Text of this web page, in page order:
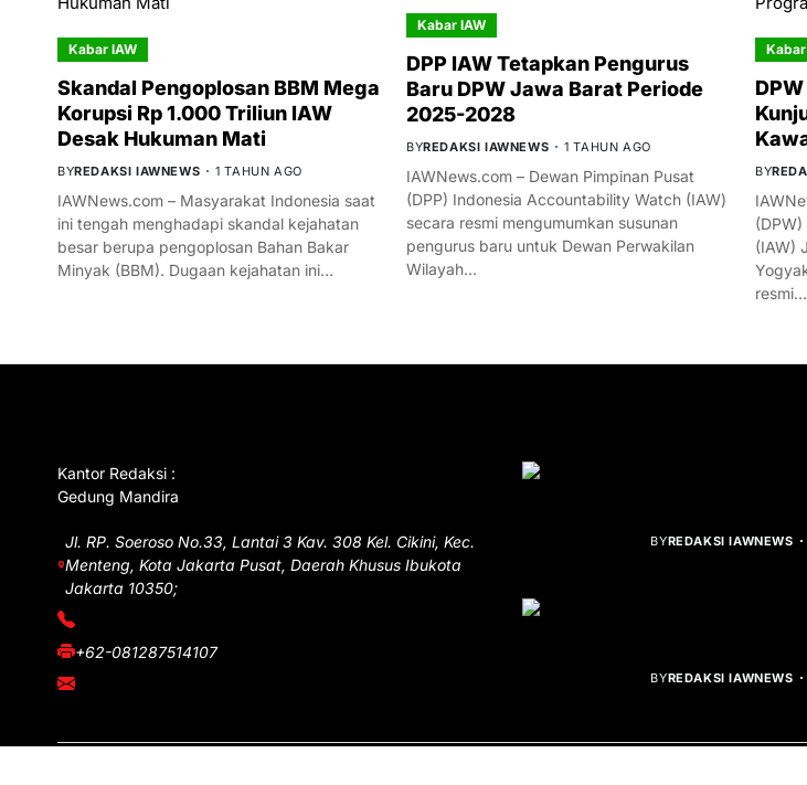
Kabar IAW
Skandal Pengoplosan BBM Mega
Korupsi Rp 1.000 Triliun IAW
Desak Hukuman Mati
BYREDAKSI IAWNEWS 1 TAHUN AGO
IAWNews.com – Masyarakat Indonesia saat
ini tengah menghadapi skandal kejahatan
besar berupa pengoplosan Bahan Bakar
Minyak (BBM). Dugaan kejahatan ini…
Kabar IAW
DPP IAW Tetapkan Pengurus
Baru DPW Jawa Barat Periode
2025-2028
BYREDAKSI IAWNEWS 1 TAHUN AGO
IAWNews.com – Dewan Pimpinan Pusat
(DPP) Indonesia Accountability Watch (IAW)
secara resmi mengumumkan susunan
pengurus baru untuk Dewan Perwakilan
Wilayah…
Kabar
BY
(IAW)
resmi…
Kantor Redaksi :
Gedung Mandira
Jl. RP. Soeroso No.33, Lantai 3 Kav. 308 Kel. Cikini, Kec.
Menteng, Kota Jakarta Pusat, Daerah Khusus Ibukota
Jakarta 10350;
+62-081287514107
BYREDAKSI IAWNEWS
BYREDAKSI IAWNEWS